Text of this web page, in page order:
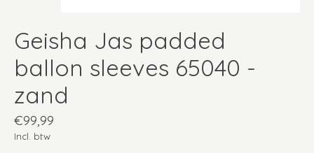
Geisha Jas padded
ballon sleeves 65040 -
zand
€99,99
Incl. btw